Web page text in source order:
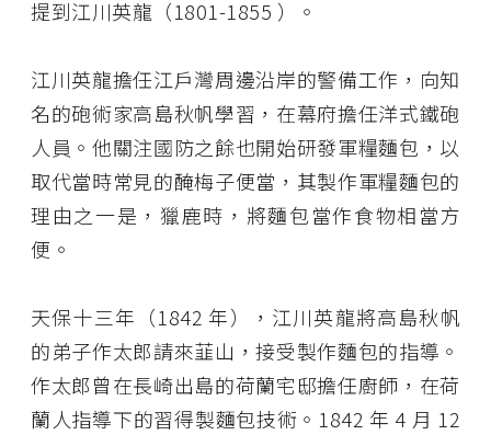
提到江川英龍（1801-1855 ）。
江川英龍擔任江戶灣周邊沿岸的警備工作，向知
名的砲術家高島秋帆學習，在幕府擔任洋式鐵砲
人員。他關注國防之餘也開始研發軍糧麵包，以
取代當時常見的醃梅子便當，其製作軍糧麵包的
理由之一是，獵鹿時，將麵包當作食物相當方
便。
天保十三年（1842 年），江川英龍將高島秋帆
的弟子作太郎請來韮山，接受製作麵包的指導。
作太郎曾在長崎出島的荷蘭宅邸擔任廚師，在荷
蘭人指導下的習得製麵包技術。1842 年 4 月 12